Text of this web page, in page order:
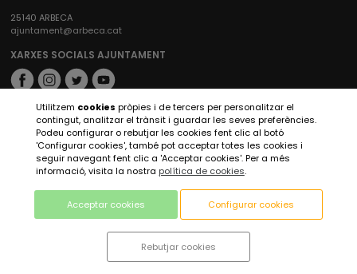
25140 ARBECA
ajuntament@arbeca.cat
XARXES SOCIALS AJUNTAMENT
XARXES SOCIALS ARBECA TURISME
Utilitzem cookies pròpies i de tercers per personalitzar el
contingut, analitzar el trànsit i guardar les seves preferències.
Podeu configurar o rebutjar les cookies fent clic al botó
'Configurar cookies', també pot acceptar totes les cookies i
seguir navegant fent clic a 'Acceptar cookies'. Per a més
informació, visita la nostra política de cookies.
Acceptar cookies Configurar cookies
Rebutjar cookies